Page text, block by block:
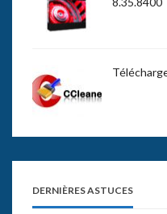
DERNIÈRES ASTUCES